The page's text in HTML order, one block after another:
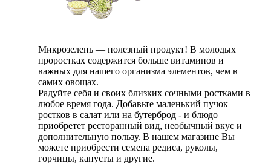
Микрозелень — полезный продукт! В молодых
проростках содержится больше витаминов и
важных для нашего организма элементов, чем в
самих овощах.
Радуйте себя и своих близких сочными ростками в
любое время года. Добавьте маленький пучок
ростков в салат или на бутерброд - и блюдо
приобретет ресторанный вид, необычный вкус и
дополнительную пользу. В нашем магазине Вы
можете приобрести семена редиса, руколы,
горчицы, капусты и другие.